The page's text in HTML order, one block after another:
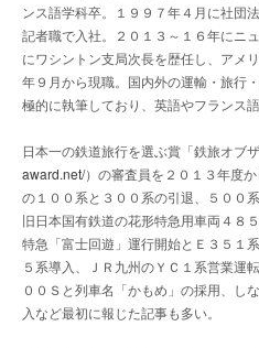
ンス語学科卒。１９９７年４月に社団
記者職で入社。２０１３～１６年にニ
にワシントン支局次長を歴任し、アメ
年９月から現職。国内外の運輸・旅行
極的に執筆しており、英語やフランス
日本一の鉄道旅行を選ぶ賞「鉄旅オブ
award.net/）の審査員を２０１３年度
の１００系と３００系の引退、５００
旧日本国有鉄道の花形特急用車両４８
特急「富士回遊」運行開始とＥ３５１
５系導入、ＪＲ九州のＹＣ１系営業運
００Ｓと列車名「かもめ」の採用、し
入など最初に報じた記事も多い。